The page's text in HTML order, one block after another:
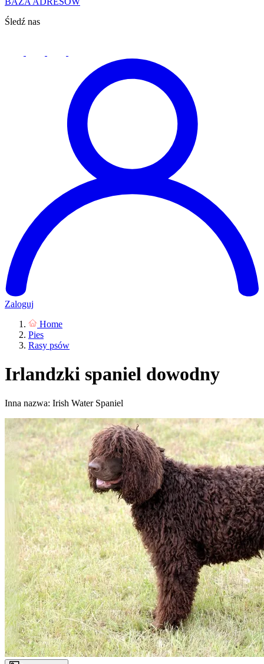
Śledź nas
Zaloguj
Home
Pies
Rasy psów
Irlandzki spaniel dowodny
Inna nazwa: Irish Water Spaniel